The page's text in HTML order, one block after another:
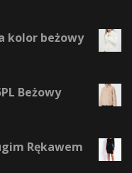
kolor beżowy
Beżowy
Rękawem